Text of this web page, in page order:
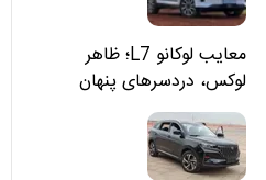
معایب لوکانو L7؛ ظاهر
لوکس، دردسرهای پنهان